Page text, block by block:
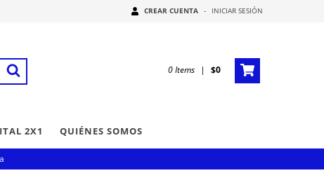
CREAR CUENTA - INICIAR SESIÓN
0Items | $0
2X1 QUIÉNES SOMOS